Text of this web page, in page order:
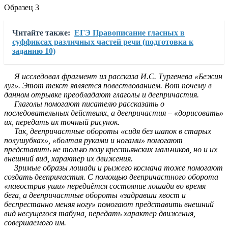
Образец 3
Читайте также: ЕГЭ Правописание гласных в
суффиксах различных частей речи (подготовка к
заданию 10)
Я исследовал фрагмент из рассказа И.С. Тургенева «Бежин
луг». Этот текст является повествованием. Вот почему в
данном отрывке преобладают глаголы и деепричастия.
Глаголы помогают писателю рассказать о
последовательных действиях, а деепричастия – «дорисовать»
их, передать их точный рисунок.
Так, деепричастные обороты «сидя без шапок в старых
полушубках», «болтая руками и ногами» помогают
представить не только позу крестьянских мальчиков, но и их
внешний вид, характер их движения.
Зримые образы лошади и рыжего космача тоже помогают
создать деепричастия. С помощью деепричастного оборота
«навострив уши» передаётся состояние лошади во время
бега, а деепричастные обороты «задравши хвост и
беспрестанно меняя ногу» помогают представить внешний
вид несущегося табуна, передать характер движения,
совершаемого им.